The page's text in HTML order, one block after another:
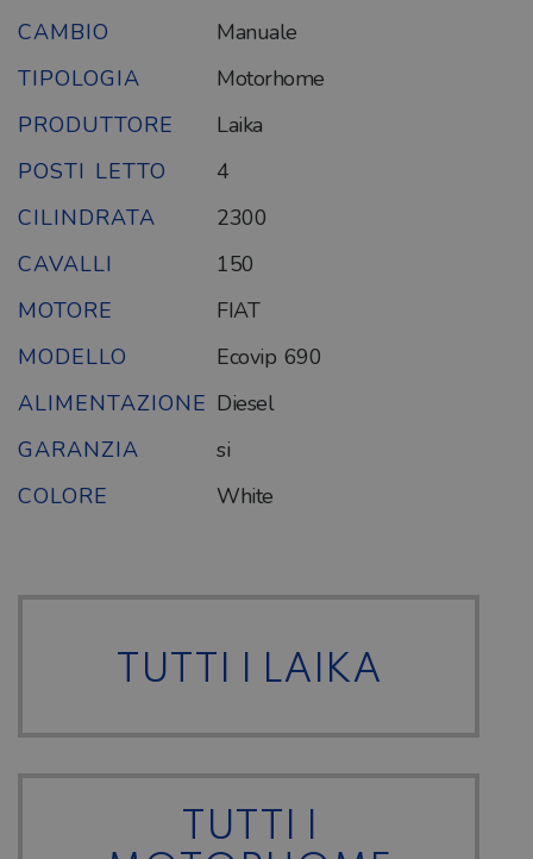
CAMBIO
Manuale
TIPOLOGIA
Motorhome
PRODUTTORE
Laika
POSTI LETTO
4
CILINDRATA
2300
CAVALLI
150
MOTORE
FIAT
MODELLO
Ecovip 690
ALIMENTAZIONE Diesel
GARANZIA
si
COLORE
White
TUTTI I LAIKA
TUTTI I